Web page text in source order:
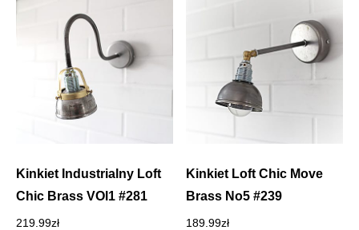
Kinkiet Industrialny Loft
Chic Brass VOl1 #281
219.99zł
Kinkiet Loft Chic Move
Brass No5 #239
189.99zł